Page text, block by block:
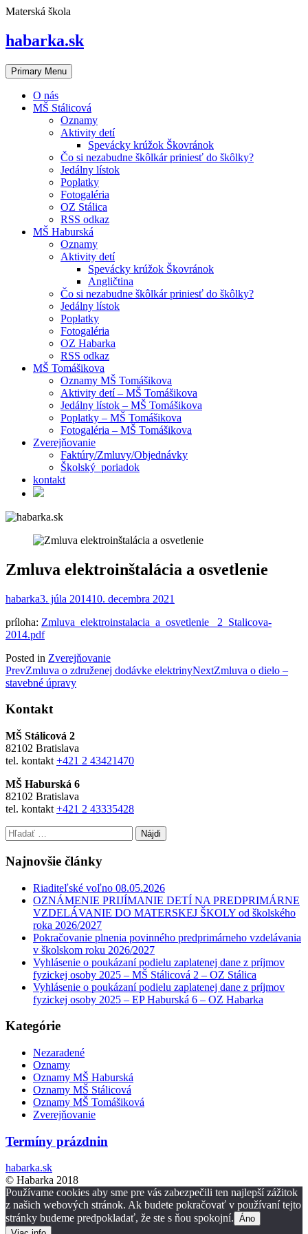
Skip
content
Materská škola
habarka.sk
Primary Menu
O nás
MŠ Stálicová
Oznamy
Aktivity detí
Spevácky krúžok Škovránok
Čo si nezabudne škôlkár priniesť do škôlky?
Jedálny lístok
Poplatky
Fotogaléria
OZ Stálica
RSS odkaz
MŠ Haburská
Oznamy
Aktivity detí
Spevácky krúžok Škovránok
Angličtina
Čo si nezabudne škôlkár priniesť do škôlky?
Jedálny lístok
Poplatky
Fotogaléria
OZ Habarka
RSS odkaz
MŠ Tomášikova
Oznamy MŠ Tomášikova
Aktivity detí – MŠ Tomášikova
Jedálny lístok – MŠ Tomášikova
Poplatky – MŠ Tomášikova
Fotogaléria – MŠ Tomášikova
Zverejňovanie
Faktúry/Zmluvy/Objednávky
Školský poriadok
kontakt
Zmluva elektroinštalácia a osvetlenie
habarka3. júla 201410. decembra 2021
príloha: Zmluva_elektroinstalacia_a_osvetlenie_ 2_Stalicova-
2014.pdf
Posted in Zverejňovanie
Post
navigation
PrevZmluva o združenej dodávke elektrinyNextZmluva o dielo –
stavebné úpravy
Kontakt
MŠ Stálicová 2
82102 Bratislava
tel. kontakt +421 2 43421470
MŠ Haburská 6
82102 Bratislava
tel. kontakt +421 2 43335428
Hľadať:
Najnovšie články
Riaditeľské voľno 08.05.2026
OZNÁMENIE PRIJÍMANIE DETÍ NA PREDPRIMÁRNE
VZDELÁVANIE DO MATERSKEJ ŠKOLY od školského
roka 2026/2027
Pokračovanie plnenia povinného predprimárneho vzdelávania
v školskom roku 2026/2027
Vyhlásenie o poukázaní podielu zaplatenej dane z príjmov
fyzickej osoby 2025 – MŠ Stálicová 2 – OZ Stálica
Vyhlásenie o poukázaní podielu zaplatenej dane z príjmov
fyzickej osoby 2025 – EP Haburská 6 – OZ Habarka
Kategórie
Nezaradené
Oznamy
Oznamy MŠ Haburská
Oznamy MŠ Stálicová
Oznamy MŠ Tomášiková
Zverejňovanie
Termíny prázdnin
habarka.sk
© Habarka 2018
Používame cookies aby sme pre vás zabezpečili ten najlepší zážitok
z našich webových stránok. Ak budete pokračovať v používaní tejto
stránky budeme predpokladať, že ste s ňou spokojní. Áno